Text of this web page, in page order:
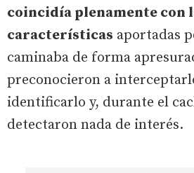
coincidía plenamente con
características aportadas
caminaba de forma
preconocieron a
identificarlo y, durante el
detectaron nada de interés.